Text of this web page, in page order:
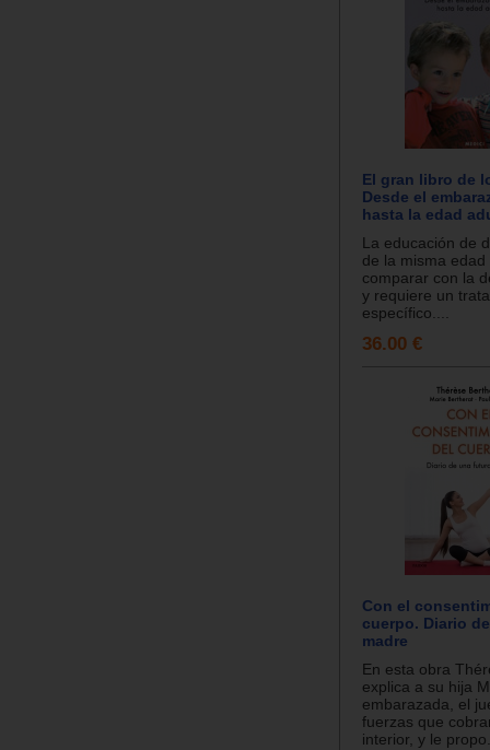
El gran libro de
Desde el
hasta la edad
La educación de
de la misma
comparar con la
y requiere un
específico....
36.00 €
Con el
cuerpo. Diario
madre
En esta obra
explica a su hija
embarazada, el
fuerzas que
interior, y le